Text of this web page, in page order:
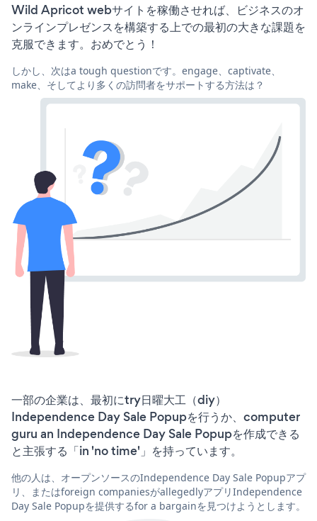
Wild Apricot webサイトを稼働させれば、ビジネスのオ
ンラインプレゼンスを構築する上での最初の大きな課題を
克服できます。おめでとう！
しかし、次はa tough questionです。engage、captivate、
make、そしてより多くの訪問者をサポートする方法は？
一部の企業は、最初にtry日曜大工（diy）
Independence Day Sale Popupを行うか、computer
guru an Independence Day Sale Popupを作成できる
と主張する「in 'no time'」を持っています。
他の人は、オープンソースのIndependence Day Sale Popupアプ
リ、またはforeign companiesがallegedlyアプリIndependence
Day Sale Popupを提供するfor a bargainを見つけようとします。